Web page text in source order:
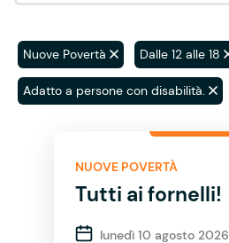
Nuove Povertà Dalle 12 alle 18
Adatto a persone con disabilità.
NUOVE POVERTÀ
Tutti ai fornelli!
lunedì 10 agosto 2026